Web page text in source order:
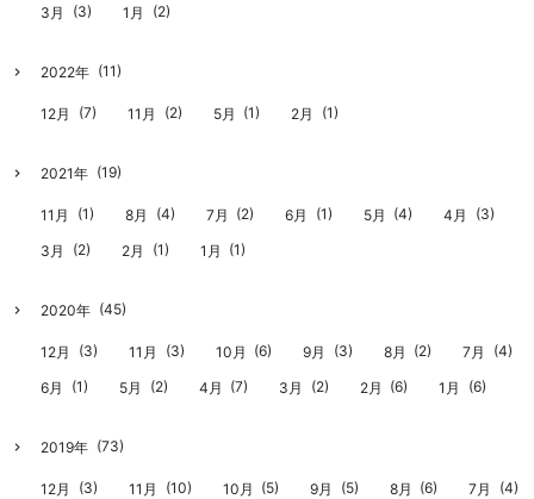
3月 (3) 1月 (2)
2022年 (11)
12月 (7) 11月 (2) 5月 (1) 2月 (1)
2021年 (19)
11月 (1) 8月 (4) 7月 (2) 6月 (1) 5月 (4) 4月 (3)
3月 (2) 2月 (1) 1月 (1)
2020年 (45)
12月 (3) 11月 (3) 10月 (6) 9月 (3) 8月 (2) 7月 (4)
6月 (1) 5月 (2) 4月 (7) 3月 (2) 2月 (6) 1月 (6)
2019年 (73)
12月 (3) 11月 (10) 10月 (5) 9月 (5) 8月 (6) 7月 (4)